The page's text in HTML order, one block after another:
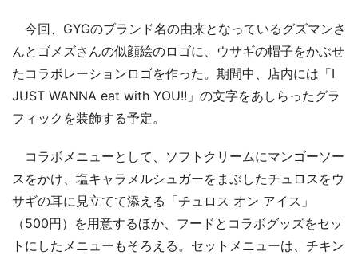
今回、GYGのブランド名の由来となっているグズマンさ
んとゴメズさんの似顔絵のロゴに、ウサギの帽子をかぶせ
たコラボレーションロゴを作った。期間中、店内には「I
JUST WANNA eat with YOU!!」の文字をあしらったグラ
フィックを装飾する予定。
コラボメニューとして、ソフトクリームにマンゴーソー
スをかけ、塩キャラメルシュガーをまぶしたチュロスをウ
サギの耳に見立てて添える「チュロス オン アイス」
（500円）を用意するほか、フードとコラボグッズをセッ
トにしたメニューもそろえる。セットメニューは、チキン